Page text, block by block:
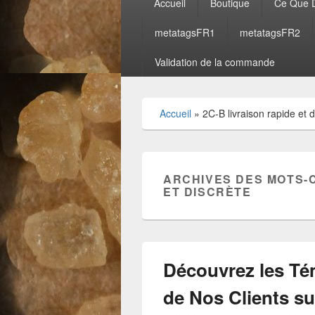
principal
metatagsFR1 metatagsFR2
Validation de la commande
Accueil » 2C-B livraison rapide et
ARCHIVES DES
ET DISCRÈTE
Découvrez les Témoignages Enthousiastes de Nos Clients sur www.achetermdma.com ! Chez www.achetermdma.com, nous sommes ravis d’annoncer que nos clients sont extrêmement satisfaits de notre service et de la qualité de nos produits ! Nous avons recueilli les avis de 60 personnes, hommes et femmes, qui partagent leur expérience positive avec nous. Ce Que Disent Nos Clients : Marie, 28 ans, Paris : « J’ai récemment commandé du MDMA sur ce site et je suis absolument ravie ! La qualité est exceptionnelle et la livraison depuis l’Espagne a été incroyablement rapide. Je recommande vivement ! » Jean, 34 ans, Lyon : « Acheter sur www.achetermdma.com a été une expérience fantastique. Les produits de design sont de très haute qualité, et le service client est top. La livraison en Allemagne a été rapide et discrète. » Sophie, 22 ans, Marseille : « Je suis tellement heureuse d’avoir trouvé ce site. Les MDMA et autres produits de design sont parfaitement conformes à la description. Livraison parfaite depuis l’Espagne. » Pierre, 40 ans, Toulouse : « Le service est impeccable ! Les produits sont excellents et le délai de livraison, que ce soit depuis l’Espagne ou l’Allemagne, est toujours respecté. Très satisfait ! » Julie, 30 ans, Nice : « Je commande régulièrement sur www.achetermdma.com et chaque fois, la qualité est au rendez-vous. Les envois sont rapides et bien emballés. Je suis très contente de ce service ! » Marc, 29 ans, Bordeaux : « Ce site est génial ! Les produits sont de première qualité et la livraison depuis l’Allemagne est toujours ponctuelle. Je ne pourrais pas demander mieux. » Claire, 25 ans, Lille : « Super expérience d’achat ! Le MDMA est pur et efficace, et la livraison depuis l’Espagne est toujours rapide. Je recommande fortement ! » Louis, 38 ans, Nantes : « J’adore ce site ! Les produits de design sont vraiment top et le service est impeccable. Les envois depuis l’Espagne sont toujours rapides et discrets. » Anaïs, 27 ans, Strasbourg : « Acheter du MDMA ici a été un jeu d’enfant. La qualité est au rendez-vous et la livraison, que ce soit depuis l’Espagne ou l’Allemagne, est toujours rapide. Très satisfait ! » David, 35 ans, Montpellier : « Le meilleur site pour acheter du MDMA et des produits de design ! Les envois sont toujours ponctuels et le service client est très réactif. Je recommande vivement ! » Laura, 33 ans, Rennes : « Le service est exceptionnel ! Les produits sont de qualité et les livraisons depuis l’Espagne sont toujours rapides et discrètes. Je suis vraiment contente de mes achats. » Paul, 26 ans, Grenoble : « Excellente expérience d’achat ! Le MDMA est de très bonne qualité et la livraison est toujours rapide. Merci à l’équipe de www.achetermdma.com ! » Emma, 31 ans, Aix-en-Provence : « Très contente de mon expérience d’achat sur ce site. La qualité des produits est top et la livraison, que ce soit depuis l’Espagne ou l’Allemagne, est toujours rapide. » Nicolas, 42 ans, Avignon : « Je suis impressionné par la rapidité et la discrétion des livraisons. Les produits de design sont excellents et le service est irréprochable. » Julie, 29 ans, Clermont-Ferrand : « Une très bonne expérience d’achat ! Les produits sont conformes à la description et la livraison est toujours rapide et discrète. Je recommande ce site sans hésitation. » Thomas, 37 ans, La Rochelle : « Ce site est top ! La qualité du MDMA est excellente et les envois depuis l’Espagne sont toujours rapides. Je suis très satisfait de mon achat. » Lucie, 24 ans, Rouen : « J’ai été agréablement surprise par la qualité des produits et la rapidité de la livraison. Le service est vraiment excellent ! » Antoine, 33 ans, Orléans : « J’achète régulièrement sur www.achetermdma.com et je suis toujours satisfait. Les produits sont de qualité et les